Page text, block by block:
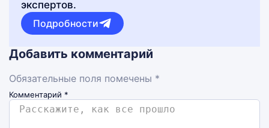
экспертов.
Подробности
Добавить комментарий
Обязательные поля помечены *
Комментарий *